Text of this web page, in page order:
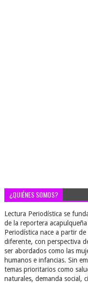
¿QUIÉNES SOMOS?
Lectura Periodística se
de la reportera
Periodística nace a partir
diferente, con perspectiva
ser abordados como las
humanos e infancias. Sin
temas prioritarios como
naturales, demanda social,